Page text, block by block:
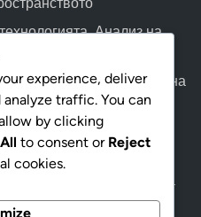
Анализ на
замените, Дълбочина на
Адаптиране към
подготовка
experience, deliver
traffic. You can
by clicking
to consent or Reject
cookies.